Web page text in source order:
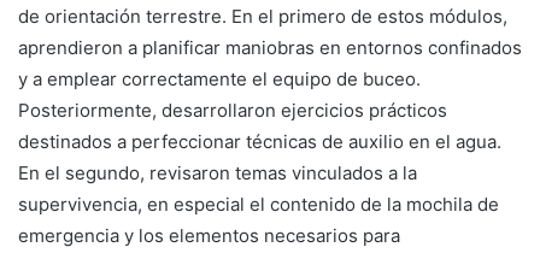
de orientación terrestre. En el primero de estos módulos,
aprendieron a planificar maniobras en entornos confinados
y a emplear correctamente el equipo de buceo.
Posteriormente, desarrollaron ejercicios prácticos
destinados a perfeccionar técnicas de auxilio en el agua.
En el segundo, revisaron temas vinculados a la
supervivencia, en especial el contenido de la mochila de
emergencia y los elementos necesarios para